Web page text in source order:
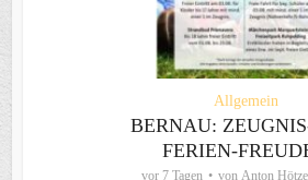
Allgemein
BERNAU:
FERIEN-
vor 7 Tagen von Anton